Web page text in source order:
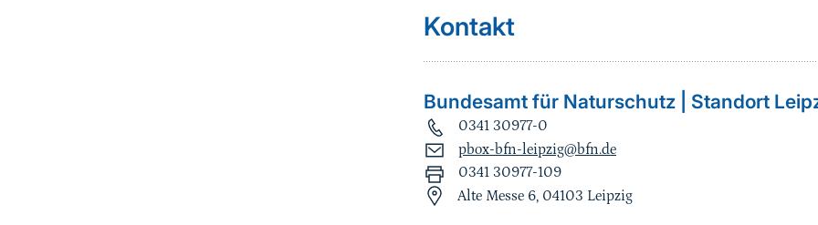
Kontakt
Bundesamt für Naturschutz | Standort
0341 30977-0
pbox-bfn-leipzig@bfn.de
0341 30977-109
Alte Messe 6, 04103 Leipzig